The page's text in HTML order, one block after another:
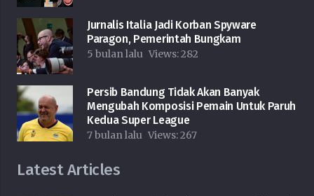
Jurnalis Italia Jadi Korban Spyware
Paragon, Pemerintah Bungkam
5 bulan lalu Views:282
Persib Bandung Tidak Akan Banyak
Mengubah Komposisi Pemain Untuk Paruh
Kedua Super League
7 bulan lalu Views:267
Latest Articles